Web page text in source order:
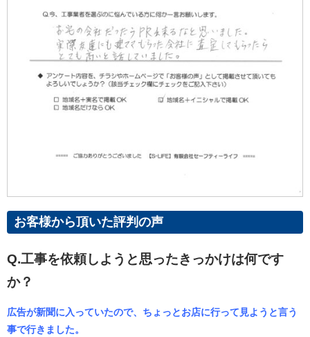
お客様から頂いた評判の声
Q.工事を依頼しようと思ったきっかけは何です
か？
広告が新聞に入っていたので、ちょっとお店に行って見ようと言う
事で行きました。